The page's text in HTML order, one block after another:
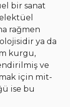
bir sanat
rağmen
ya da
kurgu,
ve
için mit-
ise bu